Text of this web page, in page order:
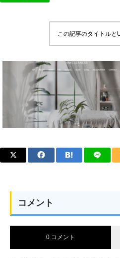
この記事のタイトルと
コメント
0 コメント